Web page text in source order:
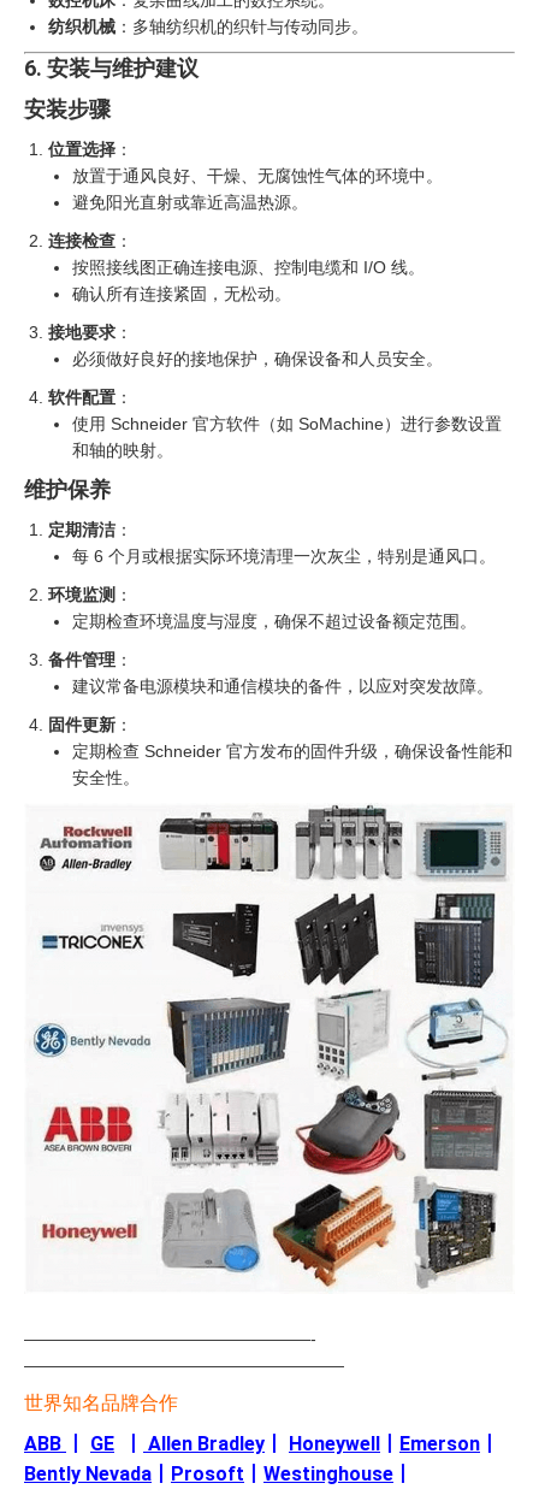
纺织机械 ：多轴纺织机的织针与传动同步。
6. 安装与维护建议
安装步骤
位置选择 ：
放置于通风良好、干燥、无腐蚀性气体的环境中。
避免阳光直射或靠近高温热源。
连接检查 ：
按照接线图正确连接电源、控制电缆和 I/O 线。
确认所有连接紧固，无松动。
接地要求 ：
必须做好良好的接地保护，确保设备和人员安全。
软件配置 ：
使用 Schneider 官方软件（如 SoMachine）进行参数设置
和轴的映射。
维护保养
定期清洁 ：
每 6 个月或根据实际环境清理一次灰尘，特别是通风口。
环境监测 ：
定期检查环境温度与湿度，确保不超过设备额定范围。
备件管理 ：
建议常备电源模块和通信模块的备件，以应对突发故障。
固件更新 ：
定期检查 Schneider 官方发布的固件升级，确保设备性能和
安全性。
—————————————————-
———————————————————
世界知名品牌合作
ABB GE Allen Bradley Honeywell Emerson
Bently Nevada
Prosoft Westinghouse